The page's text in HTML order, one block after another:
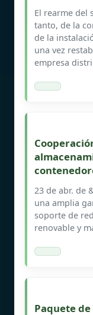
El rearme del
tanto, de la
de la
una vez
empresa
23 de abr. de
una amplia
soporte de
renovable y
Paquete